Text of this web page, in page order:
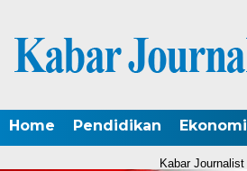
Home Pendidikan Ekonomi
Kabar Journalist